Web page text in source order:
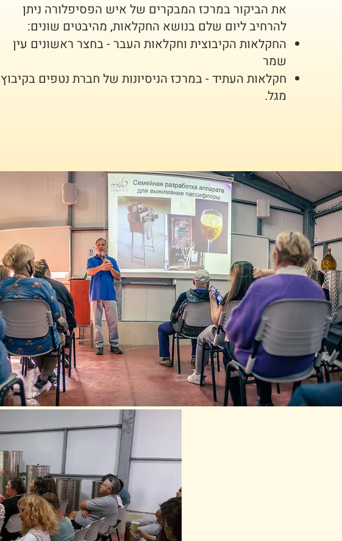
את הביקור במרכז המבקרים של איש הפסיפלורה ניתן
להרחיב ליום שלם בנושא החקלאות, מהיבטים שונים:
החקלאות הקיבוצית וחקלאות העבר - בחצר ראשונים עין
שמר
חקלאות העתיד - במרכז הניסיונות של חברת נטפים בקיבוץ
מגל.